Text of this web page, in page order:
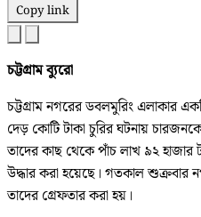
Copy link
চট্টগ্রাম ব্যুরো
চট্টগ্রাম নগরের ডবলমুরিং এলাকার
দেড় কোটি টাকা চুরির ঘটনায়
তাদের কাছ থেকে পাঁচ লাখ ৯২
উদ্ধার করা হয়েছে। গতকাল শুক্রবার
তাদের গ্রেফতার করা হয়।